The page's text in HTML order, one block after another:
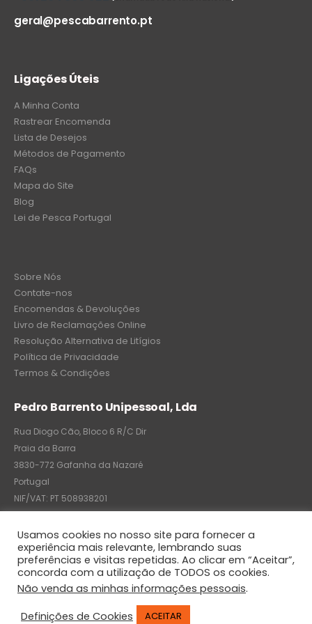
geral@pescabarrento.pt
Ligações Úteis
A Minha Conta
Rastrear Encomenda
Lista de Desejos
Métodos de Pagamento
FAQs
Mapa do Site
Blog
Lei de Pesca Portugal
Sobre Nós
Contate-nos
Encomendas & Devoluções
Livro de Reclamações Online
Resolução Alternativa de Litígios
Política de Privacidade
Termos & Condições
Pedro Barrento Unipessoal, Lda
Rua Diogo Cão, Bloco 6 R/C Dir
Praia da Barra
3830-772 Gafanha da Nazaré
Portugal
NIF/VAT: PT 508938201
C.R.C.: 7004-8522-6075
© Pedro Barrento Unipessoal, Lda. 2020. All Rights Reserved
Usamos cookies no nosso site para fornecer a
experiência mais relevante, lembrando suas
preferências e visitas repetidas. Ao clicar em “Aceitar”,
concorda com a utilização de TODOS os cookies.
Não venda as minhas informações pessoais.
Definições de Cookies
ACEITAR